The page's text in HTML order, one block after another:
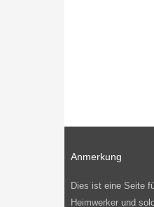
Anmerkung
Dies ist eine Seite
Heimwerker und